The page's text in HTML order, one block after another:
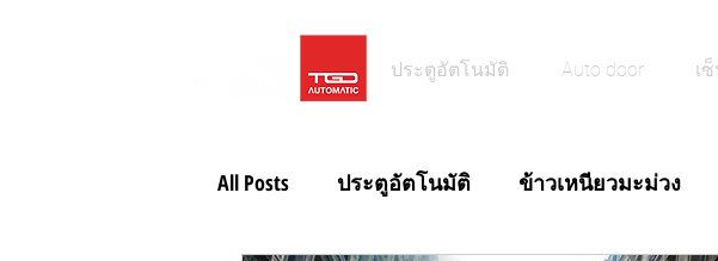
ประตูอัตโนมัติ Auto door เ
All Posts ประตูอัตโนมัติ ข้าวเหนียวมะม่วง